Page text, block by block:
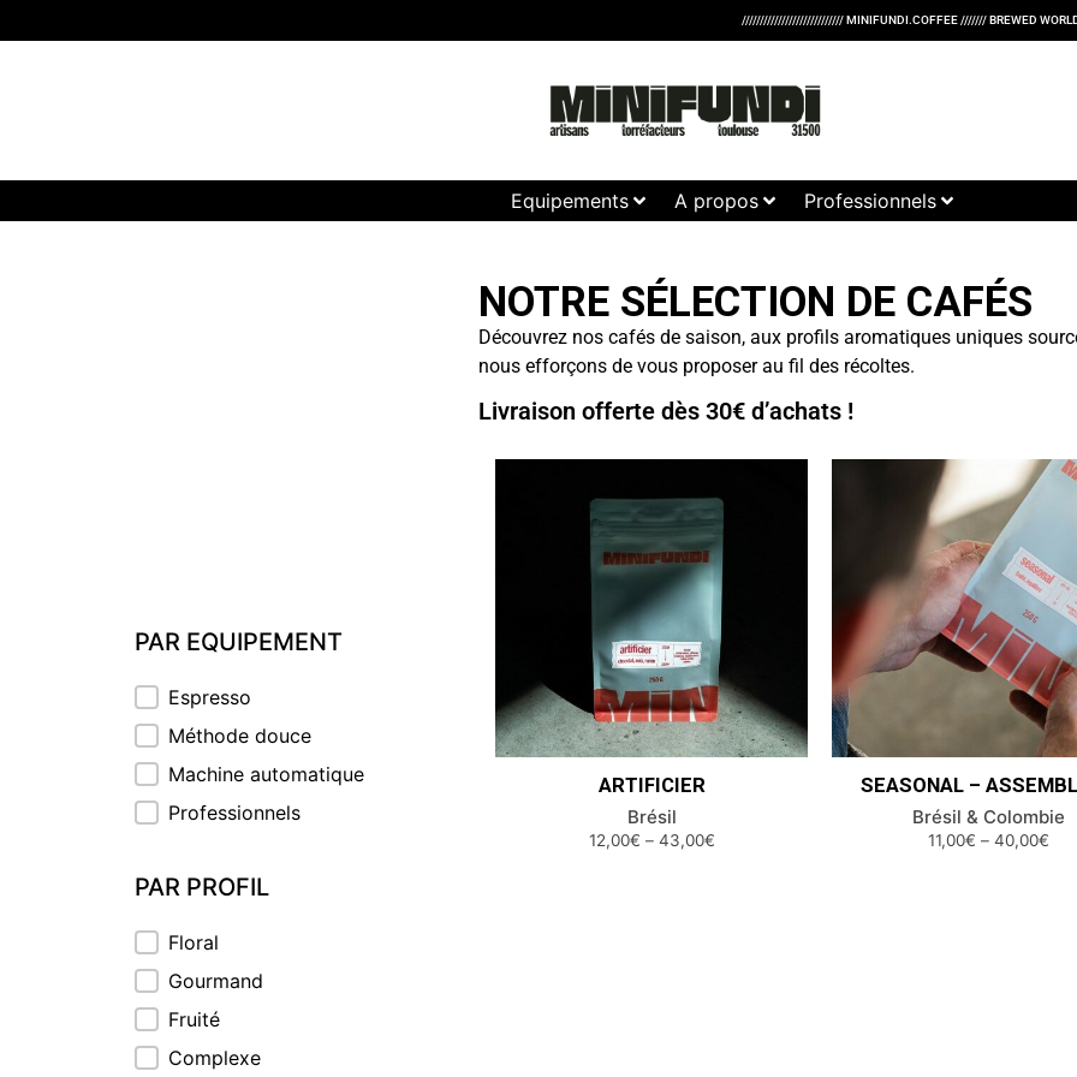
//////////////////////////// MINIFUNDI.COFFEE /////// BREWED WORLDWIDE
Equipements A propos Professionnels
NOTRE SÉLECTION DE CAFÉS
Découvrez nos cafés de saison, aux profils aromatiques uniques
nous efforçons de vous proposer au fil des récoltes.
Livraison offerte dès 30€ d’achats !
PAR EQUIPEMENT
PAR EQUIPEMENT
Espresso
Méthode douce
Machine automatique
Professionnels
PAR PROFIL
PAR PROFIL
Floral
Gourmand
Fruité
Complexe
ARTIFICIER
Brésil
12,00€ – 43,00€
SEASONAL –
Brésil & Colombie
11,00€ – 40,00€